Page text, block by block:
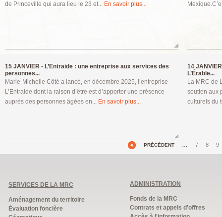
de Princeville qui aura lieu le 23 et... En savoir plus...
15 JANVIER - L’Entraide : une entreprise aux services des
personnes...
Marie-Michelle Côté a lancé, en décembre 2025, l’entreprise
L’Entraide dont la raison d’être est d’apporter une présence
auprès des personnes âgées en... En savoir plus...
14
L’Érable...
La MRC de
soutien aux
culturels du
PRÉCÉDENT … 7 8 9
SERVICES DE LA MRC
Aménagement du territoire
Évaluation foncière
ADMINISTRATION
Fonds de la MRC
Contrats et appels d'offres